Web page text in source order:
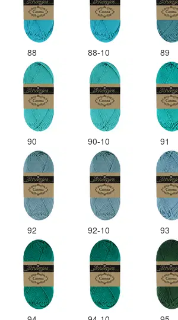
88 88-10 89
90 90-10 91
92 92-10 93